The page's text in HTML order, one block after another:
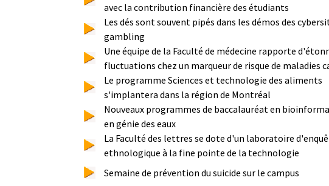
avec la contribution financière des étudiants
Les dés sont souvent pipés dans les démos des
gambling
Une équipe de la Faculté de médecine rapporte
fluctuations chez un marqueur de risque de maladies
Le programme Sciences et technologie des aliments
s'implantera dans la région de Montréal
Nouveaux programmes de baccalauréat en
en génie des eaux
La Faculté des lettres se dote d'un laboratoire
ethnologique à la fine pointe de la technologie
Semaine de prévention du suicide sur le campus